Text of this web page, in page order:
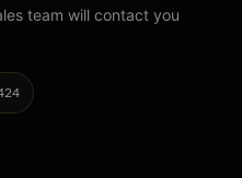
team will contact you